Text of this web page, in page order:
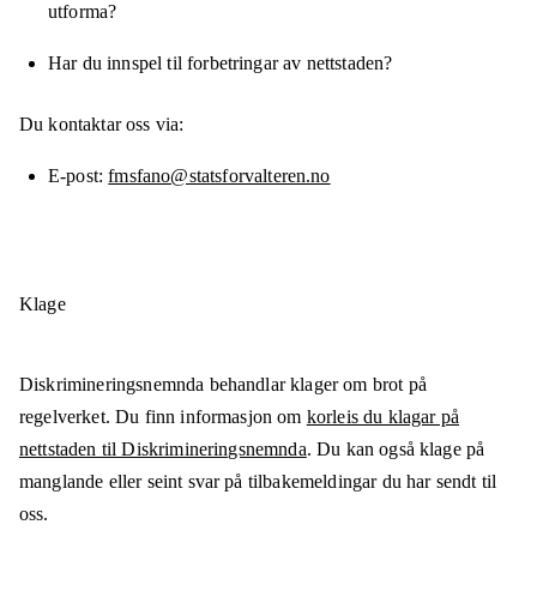
utforma?
Har du innspel til forbetringar av nettstaden?
Du kontaktar oss via:
E-post fmsfano@statsforvalteren.no
Klage
Diskrimineringsnemnda behandlar klager om brot på
regelverket. Du finn informasjon om korleis du klagar på
nettstaden til Diskrimineringsnemnda. Du kan også klage på
manglande eller seint svar på tilbakemeldingar du har sendt til
oss.